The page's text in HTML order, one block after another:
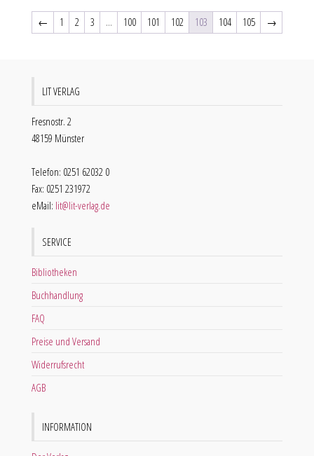
← 1 2 3 … 100 101 102 103 104 105 →
LIT VERLAG
Fresnostr. 2
48159 Münster
Telefon: 0251 62032 0
Fax: 0251 231972
eMail: lit@lit-verlag.de
SERVICE
Bibliotheken
Buchhandlung
FAQ
Preise und Versand
Widerrufsrecht
AGB
INFORMATION